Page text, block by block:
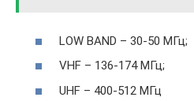
LOW BAND – 30-50 МГц;
VHF – 136-174 МГц;
UHF – 400-512 МГц